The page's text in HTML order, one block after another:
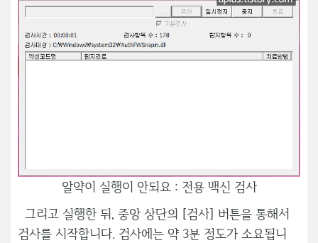
알약이 실행이 안되요 : 전용 백신 검사
그리고 실행한 뒤, 중앙 상단의 [검사] 버튼을 통해서
검사를 시작합니다. 검사에는 약 3분 정도가 소요됩니